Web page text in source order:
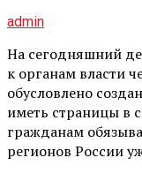
admin
На сегодняшний
к органам власти
обусловлено
иметь страницы в
гражданам
регионов России